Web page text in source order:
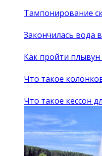
Тампонирование
Закончилась вода
Как пройти
Что такое
Что такое кессон